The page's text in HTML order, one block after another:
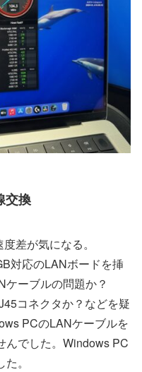
交換
差が気になる。
対応のLANボードを挿
ーブルの問題か？
コネクタか？などを疑
PCのLANケーブルを
んでした。Windows PC
。